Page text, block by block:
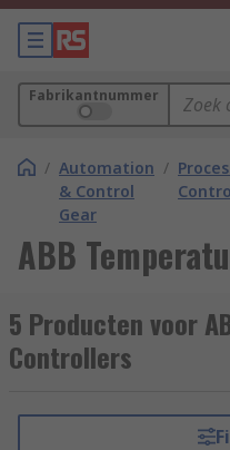
Fabrikantnummer
/ Automation
& Control
Gear
/
ABB
5 Producten voor
Controllers